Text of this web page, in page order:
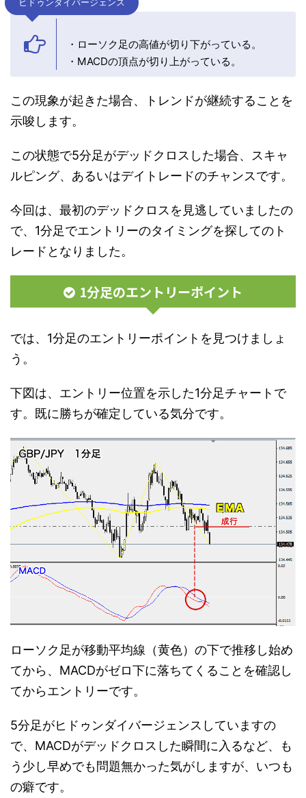
ヒドゥンダイバージェンス
・ローソク足の高値が切り下がっている。
・MACDの頂点が切り上がっている。
この現象が起きた場合、トレンドが継続することを
示唆します。
この状態で5分足がデッドクロスした場合、スキャ
ルピング、あるいはデイトレードのチャンスです。
今回は、最初のデッドクロスを見逃していましたの
で、1分足でエントリーのタイミングを探してのト
レードとなりました。
1分足のエントリーポイント
では、1分足のエントリーポイントを見つけましょ
う。
下図は、エントリー位置を示した1分足チャートで
す。既に勝ちが確定している気分です。
ローソク足が移動平均線（黄色）の下で推移し始め
てから、MACDがゼロ下に落ちてくることを確認し
てからエントリーです。
5分足がヒドゥンダイバージェンスしていますの
で、MACDがデッドクロスした瞬間に入るなど、も
う少し早めでも問題無かった気がしますが、いつも
の癖です。